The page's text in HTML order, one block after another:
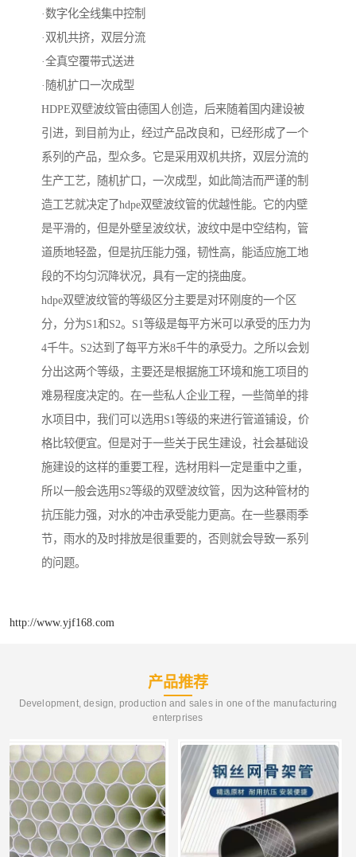
·数字化全线集中控制
·双机共挤，双层分流
·全真空覆带式送进
·随机扩口一次成型
HDPE双壁波纹管由德国人创造，后来随着国内建设被
引进，到目前为止，经过产品改良和，已经形成了一个
系列的产品，型众多。它是采用双机共挤，双层分流的
生产工艺，随机扩口，一次成型，如此简洁而严谨的制
造工艺就决定了hdpe双壁波纹管的优越性能。它的内壁
是平滑的，但是外壁呈波纹状，波纹中是中空结构，管
道质地轻盈，但是抗压能力强，韧性高，能适应施工地
段的不均匀沉降状况，具有一定的挠曲度。
hdpe双壁波纹管的等级区分主要是对环刚度的一个区
分，分为S1和S2。S1等级是每平方米可以承受的压力为
4千牛。S2达到了每平方米8千牛的承受力。之所以会划
分出这两个等级，主要还是根据施工环境和施工项目的
难易程度决定的。在一些私人企业工程，一些简单的排
水项目中，我们可以选用S1等级的来进行管道铺设，价
格比较便宜。但是对于一些关于民生建设，社会基础设
施建设的这样的重要工程，选材用料一定是重中之重，
所以一般会选用S2等级的双壁波纹管，因为这种管材的
抗压能力强，对水的冲击承受能力更高。在一些暴雨季
节，雨水的及时排放是很重要的，否则就会导致一系列
的问题。
http://www.yjf168.com
产品推荐
Development, design, production and sales in one of the manufacturing
enterprises